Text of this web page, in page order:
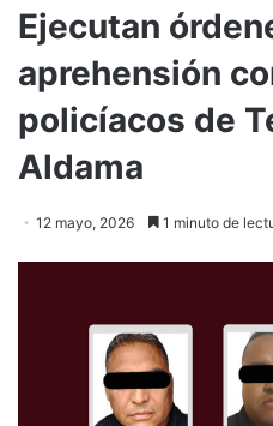
Ejecutan
aprehensión
policíacos de
Aldama
12 mayo, 2026 1 minuto de